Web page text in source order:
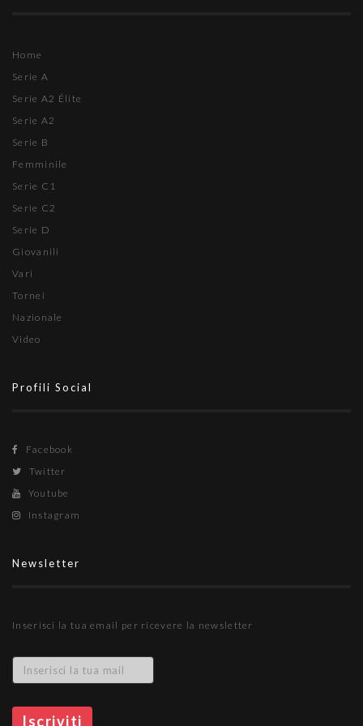
Home
Serie A
Serie A2 Élite
Serie A2
Serie B
Femminile
Serie C1
Serie C2
Serie D
Giovanili
Vari
Tornei
Nazionale
Video
Profili Social
Facebook
Twitter
Youtube
Instagram
Newsletter
Inserisci la tua email per ricevere la newsletter